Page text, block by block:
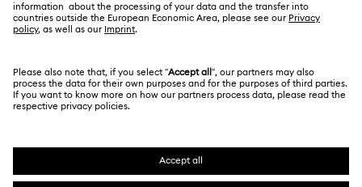
Mapa Web
Kristallwelten
Política De Privacidad
Pie De Imprenta
SWAROVSKI® y el logotipo del cisne son marcas
comerciales registradas de Swarovski AG.